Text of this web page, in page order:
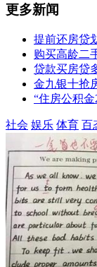
更多新闻
提前还房贷
购买高龄二
贷款买房贷
金九银十抢
“住房公积
社会 娱乐 体育 百